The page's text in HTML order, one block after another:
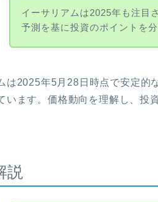
イーサリアムは2025年も注目
予測を基に投資のポイントを
は2025年5月28日時点で安定的
います。価格動向を理解し、投
説